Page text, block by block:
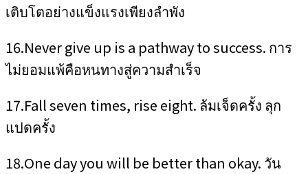
เติบโตอย่างแข็งแรงเพียงลำพัง
16.Never give up is a pathway to success. การ
ไม่ยอมแพ้คือหนทางสู่ความสำเร็จ
17.Fall seven times, rise eight. ล้มเจ็ดครั้ง ลุก
แปดครั้ง
18.One day you will be better than okay. วัน